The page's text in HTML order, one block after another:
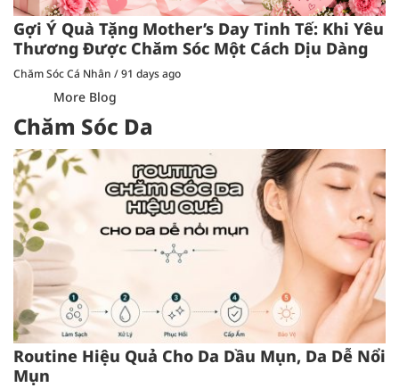
Gợi Ý Quà Tặng Mother’s Day Tinh Tế: Khi Yêu
Thương Được Chăm Sóc Một Cách Dịu Dàng
Chăm Sóc Cá Nhân /91 days ago
More Blog
Chăm Sóc Da
Routine Hiệu Quả Cho Da Dầu Mụn, Da Dễ Nổi
Mụn